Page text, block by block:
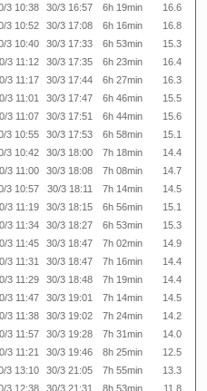
3 10:38 30/3 16:57 6h 19min
16.6
3 10:52 30/3 17:08 6h 16min
16.8
3 10:40 30/3 17:33 6h 53min
15.3
3 11:12 30/3 17:35 6h 23min
16.4
3 11:17 30/3 17:44 6h 27min
16.3
3 11:01 30/3 17:47 6h 46min
15.5
3 11:07 30/3 17:51 6h 44min
15.6
3 10:55 30/3 17:53 6h 58min
15.1
3 10:42 30/3 18:00 7h 18min
14.4
3 11:00 30/3 18:08 7h 08min
14.7
3 10:57 30/3 18:11 7h 14min
14.5
3 11:19 30/3 18:15 6h 56min
15.1
3 11:34 30/3 18:27 6h 53min
15.3
3 11:45 30/3 18:47 7h 02min
14.9
3 11:31 30/3 18:47 7h 16min
14.4
3 11:29 30/3 18:48 7h 19min
14.4
3 11:47 30/3 19:01 7h 14min
14.5
3 11:38 30/3 19:02 7h 24min
14.2
3 11:57 30/3 19:28 7h 31min
14.0
3 11:21 30/3 19:46 8h 25min
12.5
3 13:10 30/3 21:05 7h 55min
13.3
3 12:38 30/3 21:31 8h 53min
11.8